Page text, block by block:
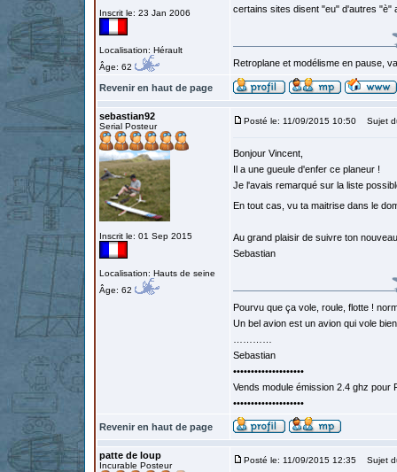
Inscrit le: 23 Jan 2006
Localisation: Hérault
Âge: 62
certains sites disent "eu" d'autres "è"
Retroplane et modélisme en pause,
Revenir en haut de page
sebastian92
Serial Posteur
Inscrit le: 01 Sep 2015
Localisation: Hauts de seine
Âge: 62
Posté le: 11/09/2015 10:50 Sujet
Bonjour Vincent,
Il a une gueule d'enfer ce planeur !
Je l'avais remarqué sur la liste
En tout cas, vu ta maitrise dans le
Au grand plaisir de suivre ton
Sebastian
Pourvu que ça vole, roule, flotte !
Un bel avion est un avion qui vole
Sebastian
••••••••••••••••••••
Vends module émission 2.4 ghz
••••••••••••••••••••
Revenir en haut de page
patte de loup
Incurable Posteur
Posté le: 11/09/2015 12:35 Sujet